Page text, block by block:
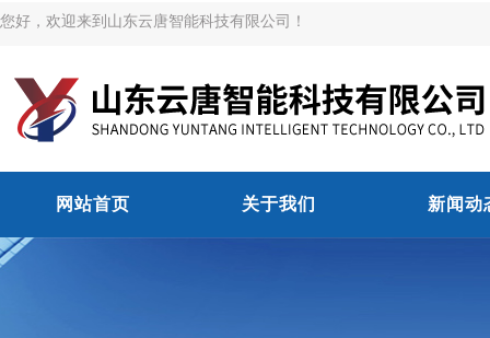
您好，欢迎来到山东云唐智能科技有限公司！
网站首页 关于我们 新闻动